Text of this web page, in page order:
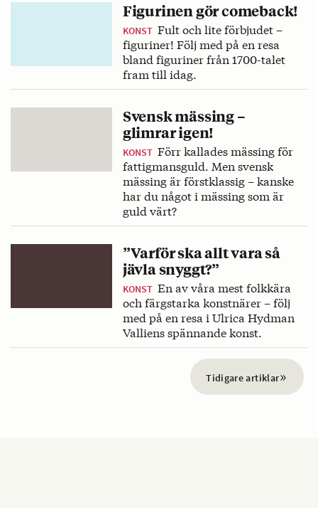
Figurinen gör comeback!
KONST Fult och lite förbjudet –
figuriner! Följ med på en resa
bland figuriner från 1700-talet
fram till idag.
Svensk mässing –
glimrar igen!
KONST Förr kallades mässing för
fattigmansguld. Men svensk
mässing är förstklassig – kanske
har du något i mässing som är
guld värt?
”Varför ska allt vara så
jävla snyggt?”
KONST En av våra mest folkkära
och färgstarka konstnärer – följ
med på en resa i Ulrica Hydman
Valliens spännande konst.
Tidigare artiklar»